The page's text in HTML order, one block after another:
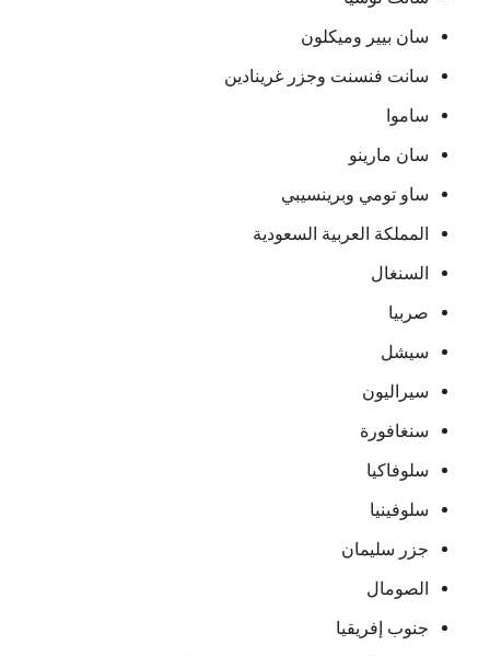
سان بيير وميكلون
سانت فنسنت وجزر غرينادين
ساموا
سان مارينو
ساو تومي وبرينسيبي
المملكة العربية السعودية
السنغال
صربيا
سيشل
سيراليون
سنغافورة
سلوفاكيا
سلوفينيا
جزر سليمان
الصومال
جنوب إفريقيا